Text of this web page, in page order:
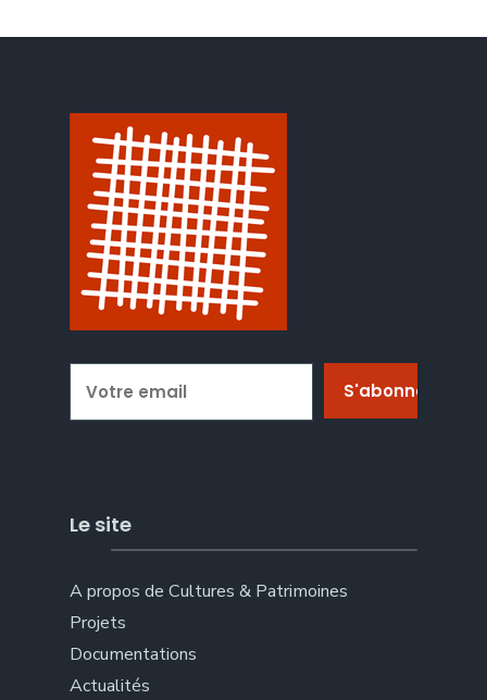
Le site
A propos de Cultures & Patrimoines
Projets
Documentations
Actualités